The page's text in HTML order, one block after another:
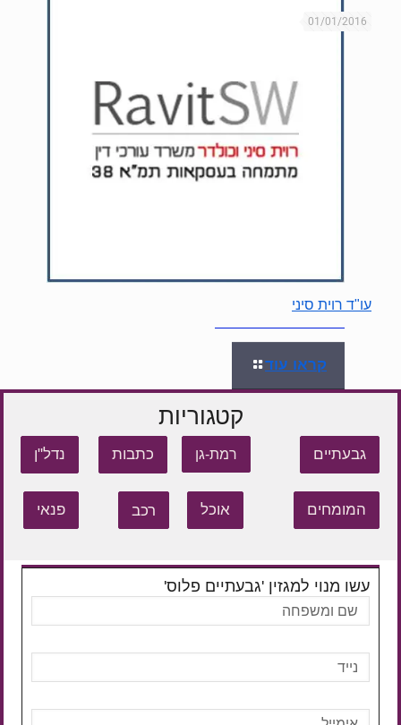
01/01/2016
עו"ד רוית סיני
קראו עוד
קטגוריות
גבעתיים רמת-גן כתבות נדל"ן
המומחים אוכל רכב פנאי
עשו מנוי למגזין 'גבעתיים פלוס'